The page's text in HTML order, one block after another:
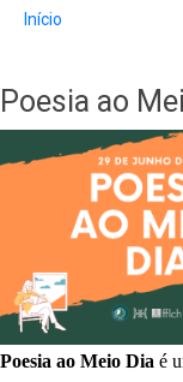
Trilha
Início
Poesia ao
Poesia ao Meio Dia é